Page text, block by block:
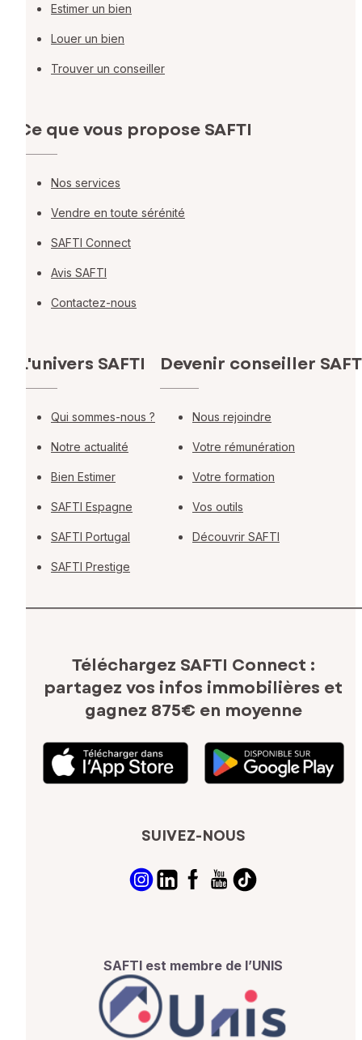
Estimer un bien
Louer un bien
Trouver un conseiller
Ce que vous propose SAFTI
Nos services
Vendre en toute sérénité
SAFTI Connect
Avis SAFTI
Contactez-nous
L'univers SAFTI
Qui sommes-nous ?
Notre actualité
Bien Estimer
SAFTI Espagne
SAFTI Portugal
SAFTI Prestige
Devenir conseiller
Nous rejoindre
Votre rémunération
Votre formation
Vos outils
Découvrir SAFTI
Téléchargez SAFTI Connect :
partagez vos infos immobilières et
gagnez 875€ en moyenne
SUIVEZ-NOUS
SAFTI est membre de l’UNIS